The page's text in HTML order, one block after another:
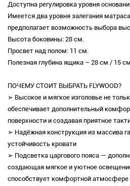
Доступна регулировка уровня
Имеется два уровня залегания
предполагает возможность выбора
Высота боковины: 28 см.
Просвет над полом: 11 см.
Полезная глубина ящика – 28 см / 15
ПОЧЕМУ СТОИТ ВЫБРАТЬ FLYWOOD?
➢ Высокое и мягкое изголовье не
обеспечивает дополнительный
поверхности и создавая приятное
➢ Надёжная конструкция из массива
устойчивость кровати
➢ Подсветка царгового пояса —
создающая мягкое и уютное
способствует комфортной атмосфере